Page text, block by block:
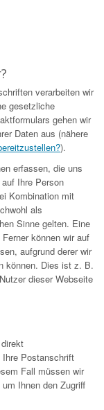
verarbeiten wir
gesetzliche
gehen wir
Daten aus (nähere
).
erfassen, die uns
Ihre Person
Kombination mit
als
Sinne gelten. Eine
können wir auf
aufgrund derer wir
können. Dies ist z. B.
dieser Webseite
Ihre Postanschrift
Fall müssen wir
Ihnen den Zugriff